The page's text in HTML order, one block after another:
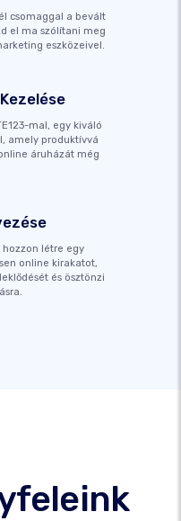
csomaggal a bevált
el ma szólítani meg
eszközeivel.
mal, egy kiváló
amely produktívvá
áruházát még
hozzon létre egy
online kirakatot,
és ösztönzi